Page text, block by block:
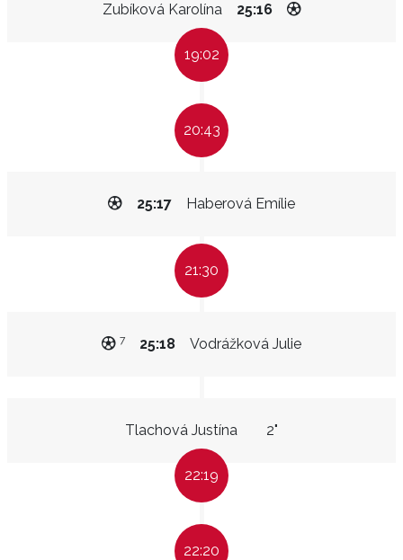
Zubíková Karolína 25:16
19:02
20:43
Haberová Emílie
25:17
21:30
Vodrážková Julie
25:18
7
Tlachová Justína 2"
22:19
22:20